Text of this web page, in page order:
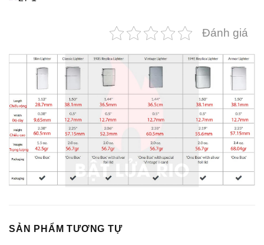
Đánh giá
SẢN PHẨM TƯƠNG TỰ